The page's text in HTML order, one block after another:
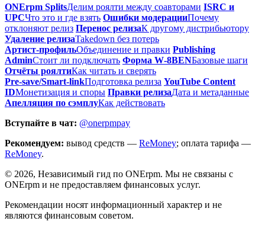
ONErpm SplitsДелим роялти между соавторами ISRC и
UPCЧто это и где взять Ошибки модерацииПочему
отклоняют релиз Перенос релизаК другому дистрибьютору
Удаление релизаTakedown без потерь
Артист‑профильОбъединение и правки Publishing
AdminСтоит ли подключать Форма W‑8BENБазовые шаги
Отчёты роялтиКак читать и сверять
Pre‑save/Smart‑linkПодготовка релиза YouTube Content
IDМонетизация и споры Правки релизаДата и метаданные
Апелляция по сэмплуКак действовать
Вступайте в чат: @onerpmpay
Рекомендуем: вывод средств — ReMoney; оплата тарифа —
ReMoney.
© 2026, Независимый гид по ONErpm. Мы не связаны с
ONErpm и не предоставляем финансовых услуг.
Рекомендации носят информационный характер и не
являются финансовым советом.